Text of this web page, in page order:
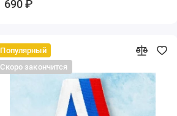
690 ₽
Популярный
Скоро закончится